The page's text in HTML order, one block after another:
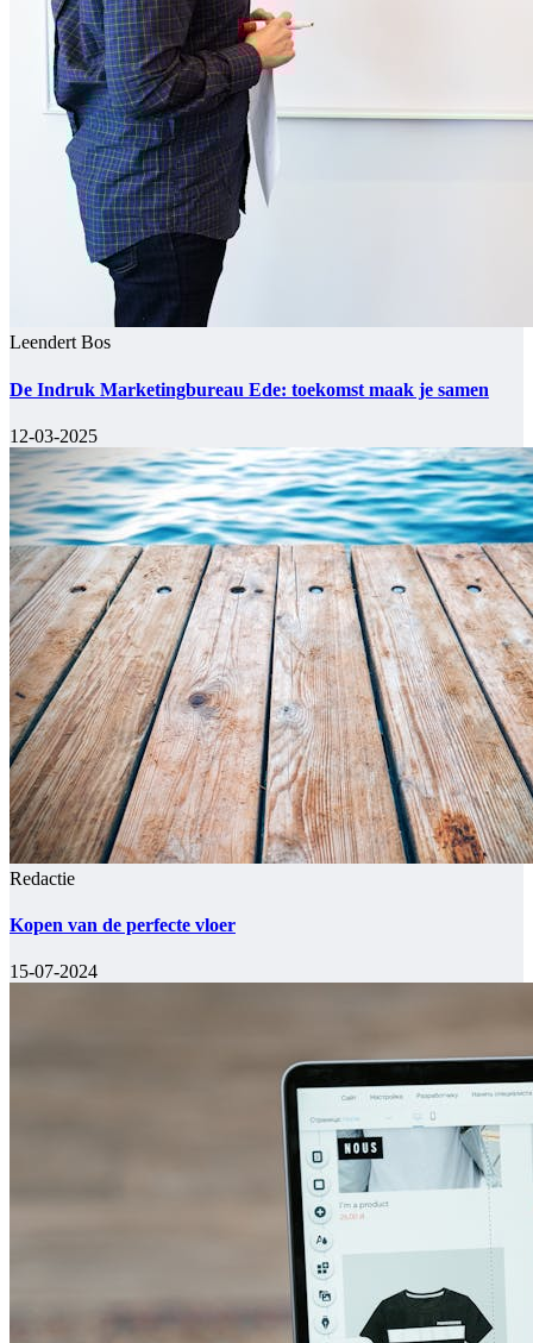
Leendert Bos
De Indruk Marketingbureau Ede: toekomst maak je samen
12-03-2025
Redactie
Kopen van de perfecte vloer
15-07-2024